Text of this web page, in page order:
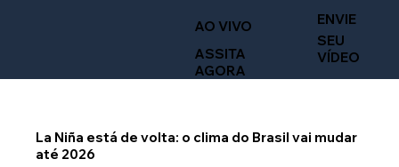
ASSITA
AGORA
AO VIVO
SEU
VÍDEO
ENVIE
La Niña está de volta: o clima do Brasil vai mudar
até 2026